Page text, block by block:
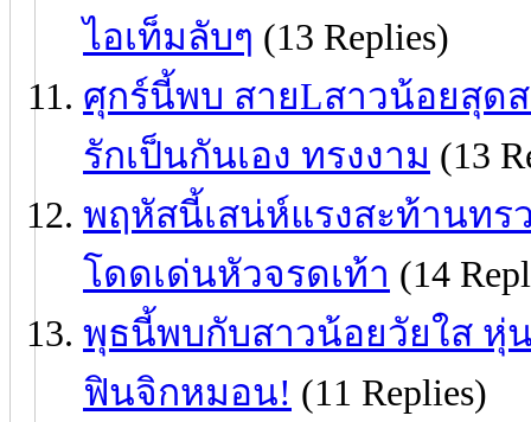
ไอเท็มลับๆ (13 Replies)
ศุกร์นี้พบ สายLสาวน้อยสุด
รักเป็นกันเอง ทรงงาม (13
พฤหัสนี้เสน่ห์แรงสะท้านทร
โดดเด่นหัวจรดเท้า (14
พุธนี้พบกับสาวน้อยวัยใส หุ่
ฟินจิกหมอน! (11 Replies)